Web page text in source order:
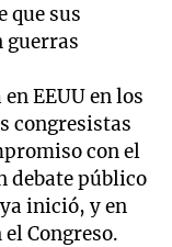
que sus
guerras
EEUU en los
congresistas
con el
debate público
inició, y en
Congreso.